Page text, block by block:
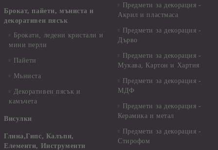
Брокат, пайети, мъниста и
декоративен пясък
Брокати, ледени кристали и
мини перли
Пайети
Мъниста
Декоративен пясък и
камъчета
Висулки
Глина,Гипс, Калъпи,
Елементи, Инструменти
Предмети за декорация -
Акрил и пластмаса
Предмети за декорация -
Дърво
Предмети за декорация -
Мукава, Картон и Хартия
Предмети за декорация -
МДФ
Предмети за декорация -
Керамика и метал
Предмети за декорация -
Стирофом